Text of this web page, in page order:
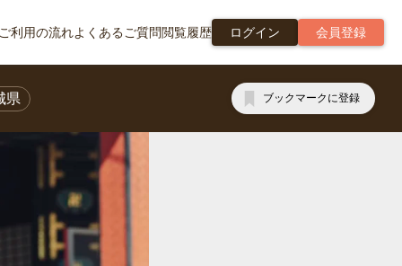
利用の流れよくあるご質問閲覧履歴 ログイン 会員登録
県 ブックマークに登録